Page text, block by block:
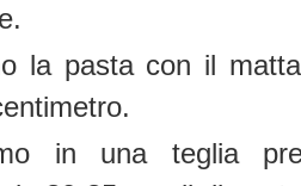
la pasta con il
in una teglia